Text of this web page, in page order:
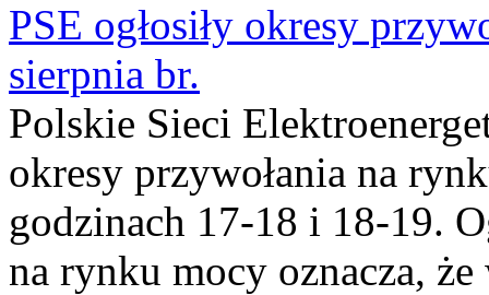
PSE ogłosiły okresy
sierpnia br.
Polskie Sieci
okresy przywołania na
godzinach 17-18 i 18-19.
na rynku mocy oznacza,